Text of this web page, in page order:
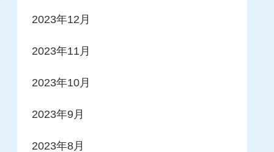
2023年12月
2023年11月
2023年10月
2023年9月
2023年8月